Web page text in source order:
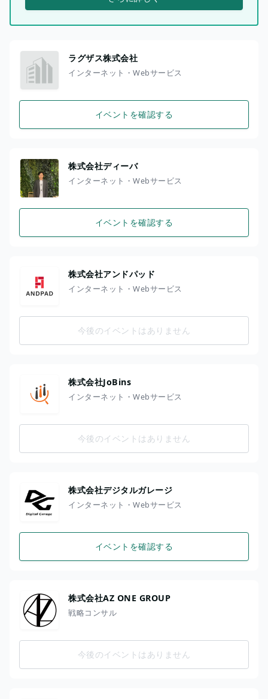
ラグザス株式会社
インターネット・Webサービス
イベントを確認する
株式会社ディーバ
インターネット・Webサービス
イベントを確認する
株式会社アンドパッド
インターネット・Webサービス
今後のイベントはありません
株式会社JoBins
インターネット・Webサービス
今後のイベントはありません
株式会社デジタルガレージ
インターネット・Webサービス
イベントを確認する
株式会社AZ ONE GROUP
戦略コンサル
今後のイベントはありません